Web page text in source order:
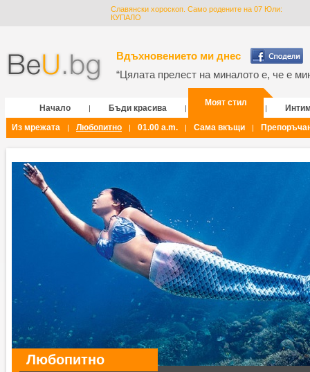
Славянски хороскоп. Само родените на 07 Юли:
КУПАЛО
Вдъхновението ми днес
“Цялата прелест на миналото е, че е
Начало | Бъди красива |
Моят стил
|
Из мрежата
| Любопитно | 01.00 a.m. | Сама вкъщи |
Любопитно